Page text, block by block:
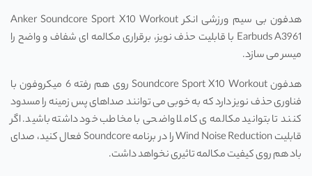
هدفون بی سیم ورزشی انکر Anker Soundcore Sport X10 Workout
Earbuds A3961 با قابلیت حذف نویز، برقراری مکالمه‌ ای شفاف و واضح را
میسر می‌ سازد.
هدفون Soundcore Sport X10 Workout روی هم رفته 6 میکروفون با
فناوری حذف نویز دارد که به خوبی می ‌توانند صداهای پس زمینه را مسدود
کنند تا بتوانید مکالمه ‌ی کاملا واضحی با مخاطب خود داشته باشید. اگر
قابلیت Wind Noise Reduction را در برنامه Soundcore فعال کنید، صدای
باد هم روی کیفیت مکالمه تاثیری نخواهد داشت.